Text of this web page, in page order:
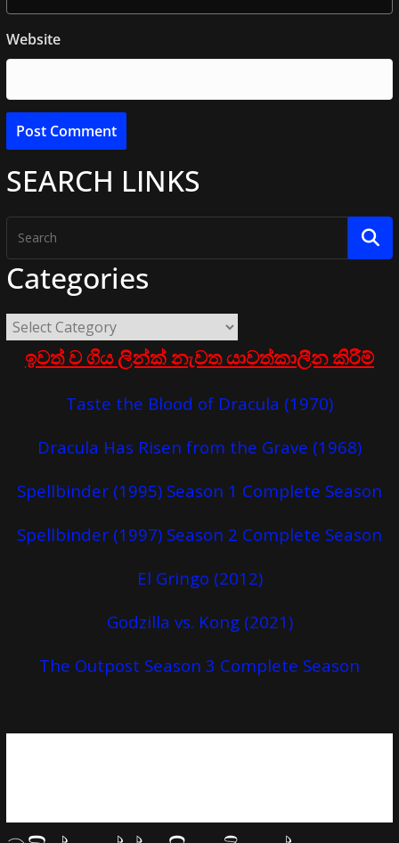
Website
SEARCH LINKS
Categories
ඉවත් ව ගිය ලින්ක් නැවත යාවත්කාලීන කිරීම්
Taste the Blood of Dracula (1970)
Dracula Has Risen from the Grave (1968)
Spellbinder (1995) Season 1 Complete Season
Spellbinder (1997) Season 2 Complete Season
El Gringo (2012)
Godzilla vs. Kong (2021)
The Outpost Season 3 Complete Season